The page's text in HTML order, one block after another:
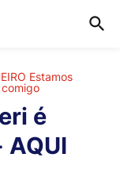
Estamos
comigo
é
AQUI